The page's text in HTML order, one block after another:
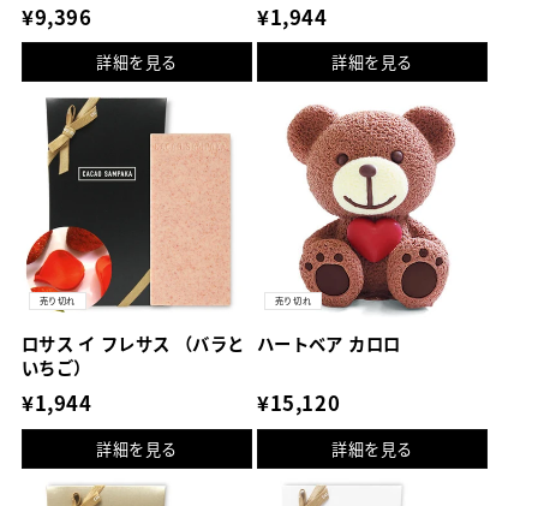
通
常
価
¥9,396
詳細を見る
通
常
価
¥1,944
詳細を見る
売り切れ
ロサス イ フレサス （バラと
いちご）
通
常
価
¥1,944
詳細を見る
売り切れ
ハートベア カロロ
通
常
価
¥15,120
詳細を見る